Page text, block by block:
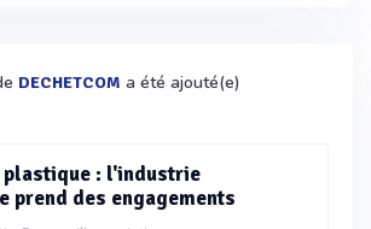
DECHETCOM a été ajouté(e)
plastique : l'industrie
prend des engagements